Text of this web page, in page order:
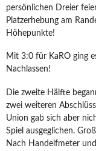
persönlichen Dreier
Platzerhebung am
Höhepunkte!
Mit 3:0 für KaRO ging
Nachlassen!
Die zweite Hälfte
zwei weiteren
Union gab sich aber
Spiel ausgeglichen.
Nach Handelfmeter